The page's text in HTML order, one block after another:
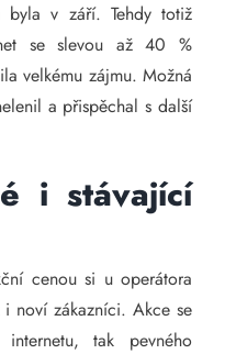
byla v září. Tehdy totiž
se slevou až 40 %
velkému zájmu. Možná
a přispěchal s další
i stávající
cenou si u operátora
noví zákazníci. Akce se
tak pevného